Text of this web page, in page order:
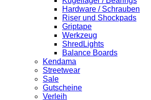
Hardware / Schrauben
Riser und Shockpads
Griptape
Werkzeug
ShredLights
Balance Boards
Kendama
Streetwear
Sale
Gutscheine
Verleih